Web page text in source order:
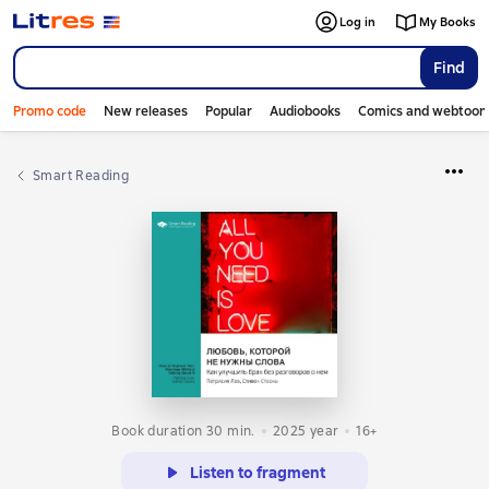
Find
Log in My Books
Promo code New releases Popular Audiobooks Comics and
Smart Reading
Book duration 30 min. 2025 year 16+
Listen to fragment